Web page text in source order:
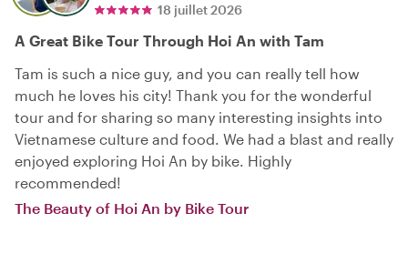
18 juillet 2026
A Great Bike Tour Through Hoi An with Tam
Tam is such a nice guy, and you can really tell how
much he loves his city! Thank you for the wonderful
tour and for sharing so many interesting insights into
Vietnamese culture and food. We had a blast and really
enjoyed exploring Hoi An by bike. Highly
recommended!
The Beauty of Hoi An by Bike Tour